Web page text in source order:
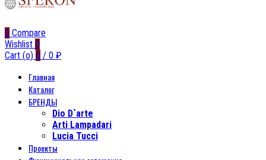
0 Compare
Wishlist 0
Cart (o) 0 / 0 ₽
Главная
Каталог
БРЕНДЫ
Dio D`arte
Arti Lampadari
Lucia Tucci
Проекты